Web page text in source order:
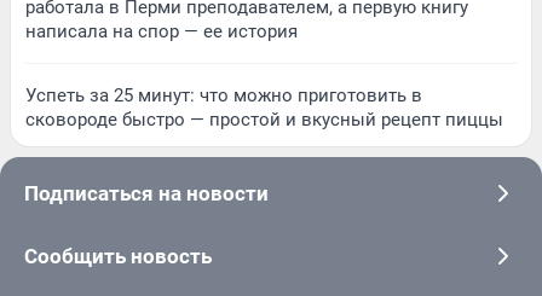
работала в Перми преподавателем, а первую книгу
написала на спор — ее история
Успеть за 25 минут: что можно приготовить в
сковороде быстро — простой и вкусный рецепт пиццы
Подписаться на новости
Сообщить новость